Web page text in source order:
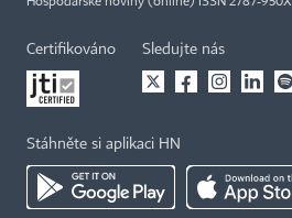
Certifikováno Sledujte nás
Stáhněte si aplikaci HN